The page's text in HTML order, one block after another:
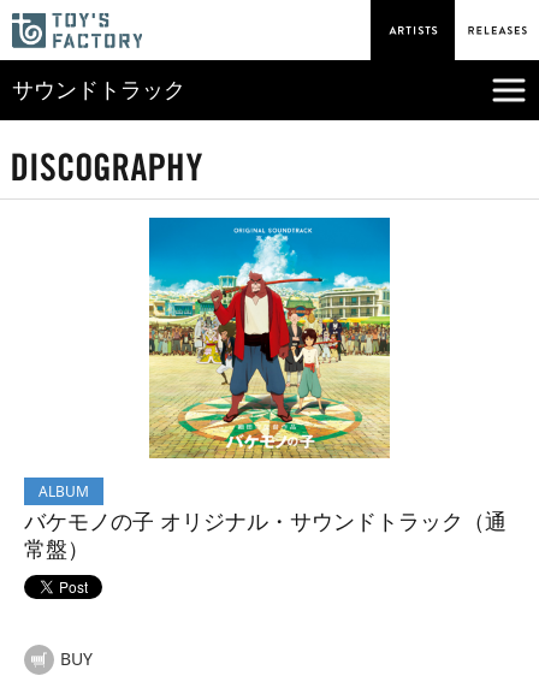
サウンドトラック
ALBUM
バケモノの子 オリジナル・サウンドトラック（通
常盤）
BUY